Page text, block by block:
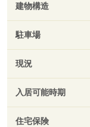
建物構造
駐車場
現況
入居可能時期
住宅保険